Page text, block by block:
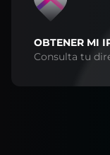
OBTENER MI
Consulta tu